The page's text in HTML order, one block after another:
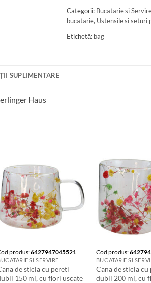
Categorii: Bucatarie si
bucatarie, Ustensile si seturi
Etichetă: bag
SUPLIMENTARE
Haus
produs:6427947045521
SI SERVIRE
de sticla cu pereti
150 ml, cu flori uscate
Cod produs:
BUCATARIE SI
Cana de sticla cu
dubli 200 ml, cu